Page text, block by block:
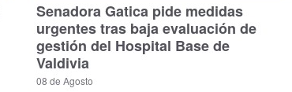
Senadora Gatica pide medidas
urgentes tras baja evaluación de
gestión del Hospital Base de
Valdivia
08 de Agosto